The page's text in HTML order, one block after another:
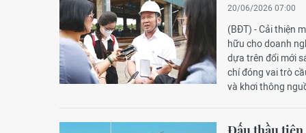
20/06/2026 07:00
(BĐT) - Cải thiện
hữu cho doanh
dựa trên đổi mới
chí đóng vai trò
và khơi thông